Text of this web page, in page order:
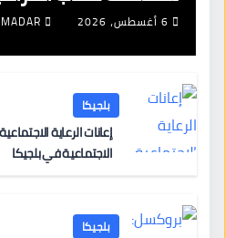
6 أغسطس، 2026
بلجيكا
إعانات الرعاية
الاجتماعية في بلجيكا
بلجيكا